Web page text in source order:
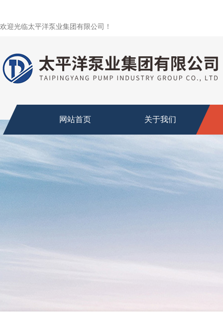
欢迎光临太平洋泵业集团有限公司！
网站首页 关于我们